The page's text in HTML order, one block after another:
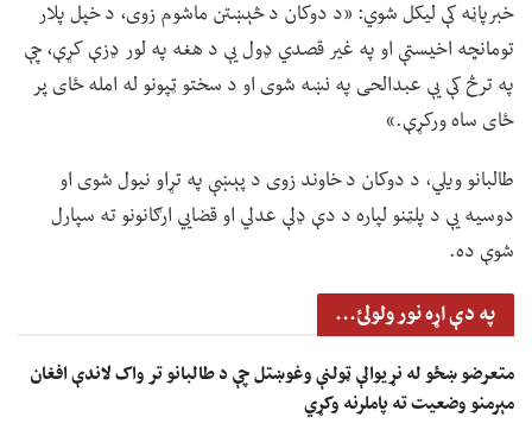
خبرپاڼه کې لیکل شوي: «د دوکان د څېښتن ماشوم زوی، د خپل پلار
تومانچه اخیستې او په غیر قصدي ډول یې د هغه په لور ډزې کړې، چې
په ترڅ کې یې عبدالحی په نښه شوی او د سختو ټپونو له امله ځای پر
ځای ساه ورکړې.»
طالبانو ویلي، د دوکان د خاوند زوی د پېښې په تړاو نیول شوی او
دوسیه یې د پلټنو لپاره د دې ډلې عدلي او قضايي ارګانونو ته سپارل
شوې ده.
په دې اړه نور ولولئ...
متعرضو ښځو له نړیوالې ټولنې وغوښتل چې د طالبانو تر واک لاندې افغان
مېرمنو وضعیت ته پاملرنه وکړي